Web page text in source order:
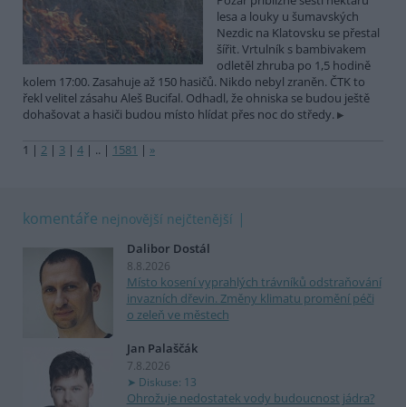
lesa a louky u šumavských
Nezdic na Klatovsku se přestal
šířit. Vrtulník s bambivakem
odletěl zhruba po 1,5 hodině
kolem 17:00. Zasahuje až 150 hasičů. Nikdo nebyl zraněn. ČTK to
řekl velitel zásahu Aleš Bucifal. Odhadl, že ohniska se budou ještě
dohašovat a hasiči budou místo hlídat přes noc do středy.
1 | 2 | 3 | 4 | .. | 1581 | »
komentáře nejnovější nejčtenější
Dalibor Dostál
8.8.2026
Místo kosení vyprahlých trávníků odstraňování
invazních dřevin. Změny klimatu promění péči
o zeleň ve městech
Jan Palaščák
7.8.2026
Diskuse: 13
Ohrožuje nedostatek vody budoucnost jádra?